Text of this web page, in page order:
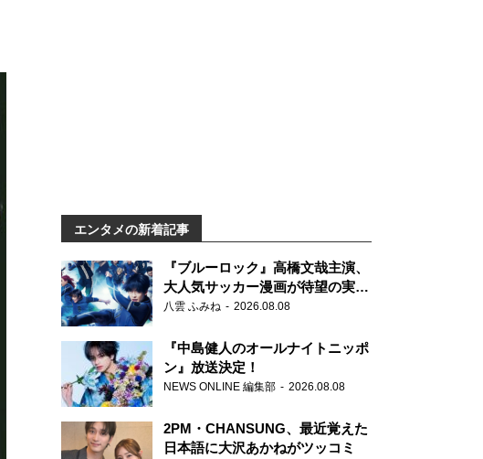
エンタメの新着記事
『ブルーロック』高橋文哉主演、
大人気サッカー漫画が待望の実写
映画に
八雲 ふみね 2026.08.08
『中島健人のオールナイトニッポ
ン』放送決定！
NEWS ONLINE 編集部 2026.08.08
2PM・CHANSUNG、最近覚えた
日本語に大沢あかねがツッコミ